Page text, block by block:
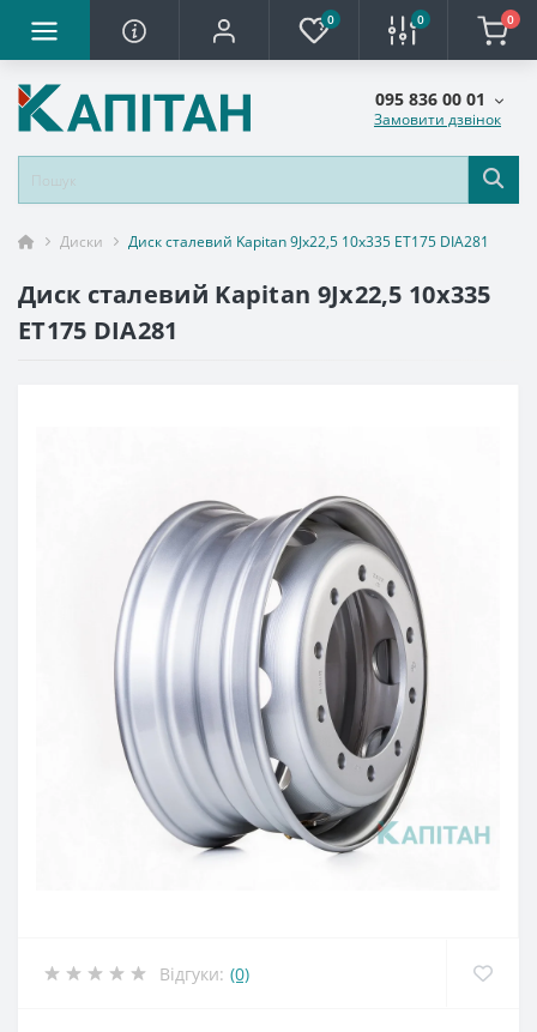
0 0 0
095 836 00 01
Замовити дзвінок
Диски Диск сталевий Kapitan 9Jx22,5 10x335 ET175 DIA281
Диск сталевий Kapitan 9Jx22,5 10x335
ET175 DIA281
Відгуки: (0)